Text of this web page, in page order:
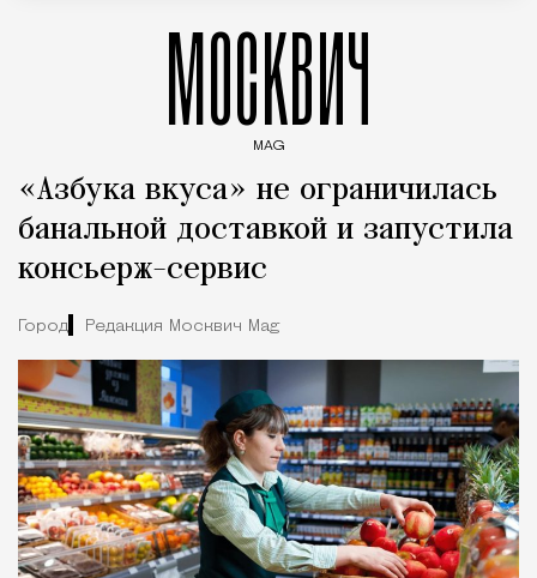
МОСКВИЧ
MAG
«Азбука вкуса» не ограничилась
банальной доставкой и запустила
консьерж-сервис
Город Редакция Москвич Mag